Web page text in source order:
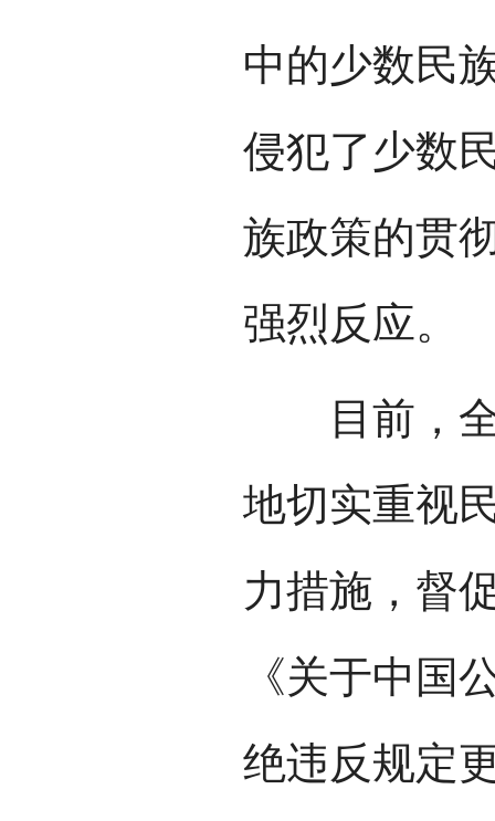
中的少数民
侵犯了少数
族政策的贯
强烈反应。
目前，全
地切实重视
力措施，督
《关于中国
绝违反规定